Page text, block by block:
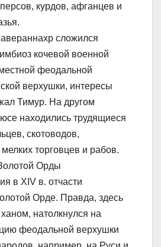
курдов, афганцев и
сложился
кочевой военной
феодальной
верхушки, интересы
Тимур. На другом
находились трудящиеся
скотоводов,
торговцев и рабов.
Орды
в XIV в. отчасти
Орде. Правда, здесь
натолкнулся на
феодальной верхушки